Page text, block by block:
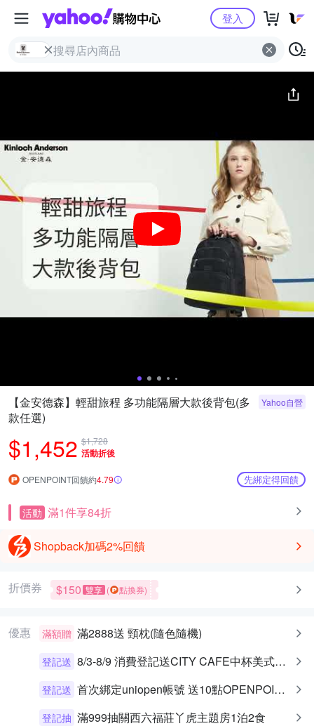
Yahoo購物中心
登入
簡介 評價 (11) 猜你喜歡
【金安德森】輕甜旅程 多功能隔層大款後背包(多
款任選)
$1,452 $1,728
活動折後
Yahoo自營
OPENPOINT回饋約4.79 先綁定得回饋
活動 滿1件享84折
Shopback加碼2%回饋
折價券 $150 雙享 ( 點換券)
優惠 滿額贈 滿2888送 頸枕(隨色隨機)
登記送 8/3-8/9 消費登記送CITY CAFE中杯美式乙杯
登記送 首次綁定uniopen帳號 送10點OPENPOINT+統一布丁一個
登記抽 滿999抽關西六福莊丫虎主題房1泊2食